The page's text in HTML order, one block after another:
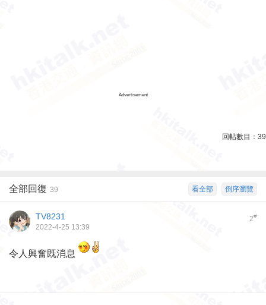
Advertisement
回帖數目： 39
倒序瀏覽
看全部
全部回復 39
2#
TV8231
2022-4-25 13:39
令人興奮既消息